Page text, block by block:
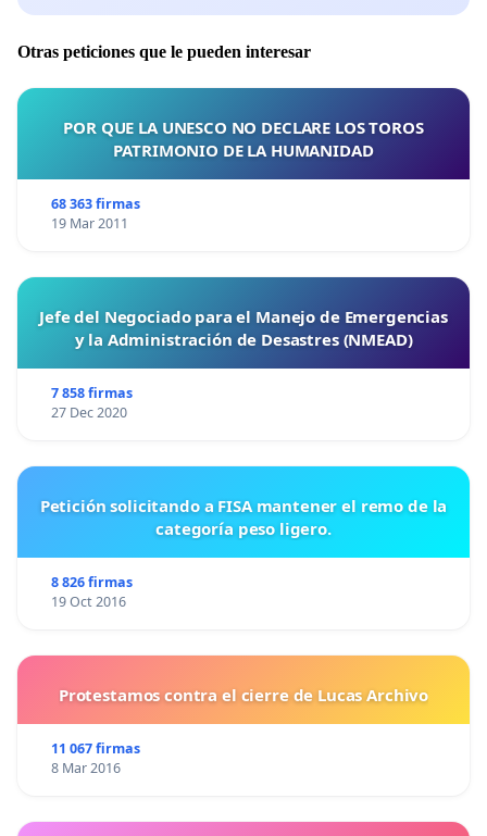
Otras peticiones que le pueden interesar
POR QUE LA UNESCO NO DECLARE LOS TOROS
PATRIMONIO DE LA HUMANIDAD
68 363 firmas
19 Mar 2011
Jefe del Negociado para el Manejo de Emergencias
y la Administración de Desastres (NMEAD)
7 858 firmas
27 Dec 2020
Petición solicitando a FISA mantener el remo de la
categoría peso ligero.
8 826 firmas
19 Oct 2016
Protestamos contra el cierre de Lucas Archivo
11 067 firmas
8 Mar 2016